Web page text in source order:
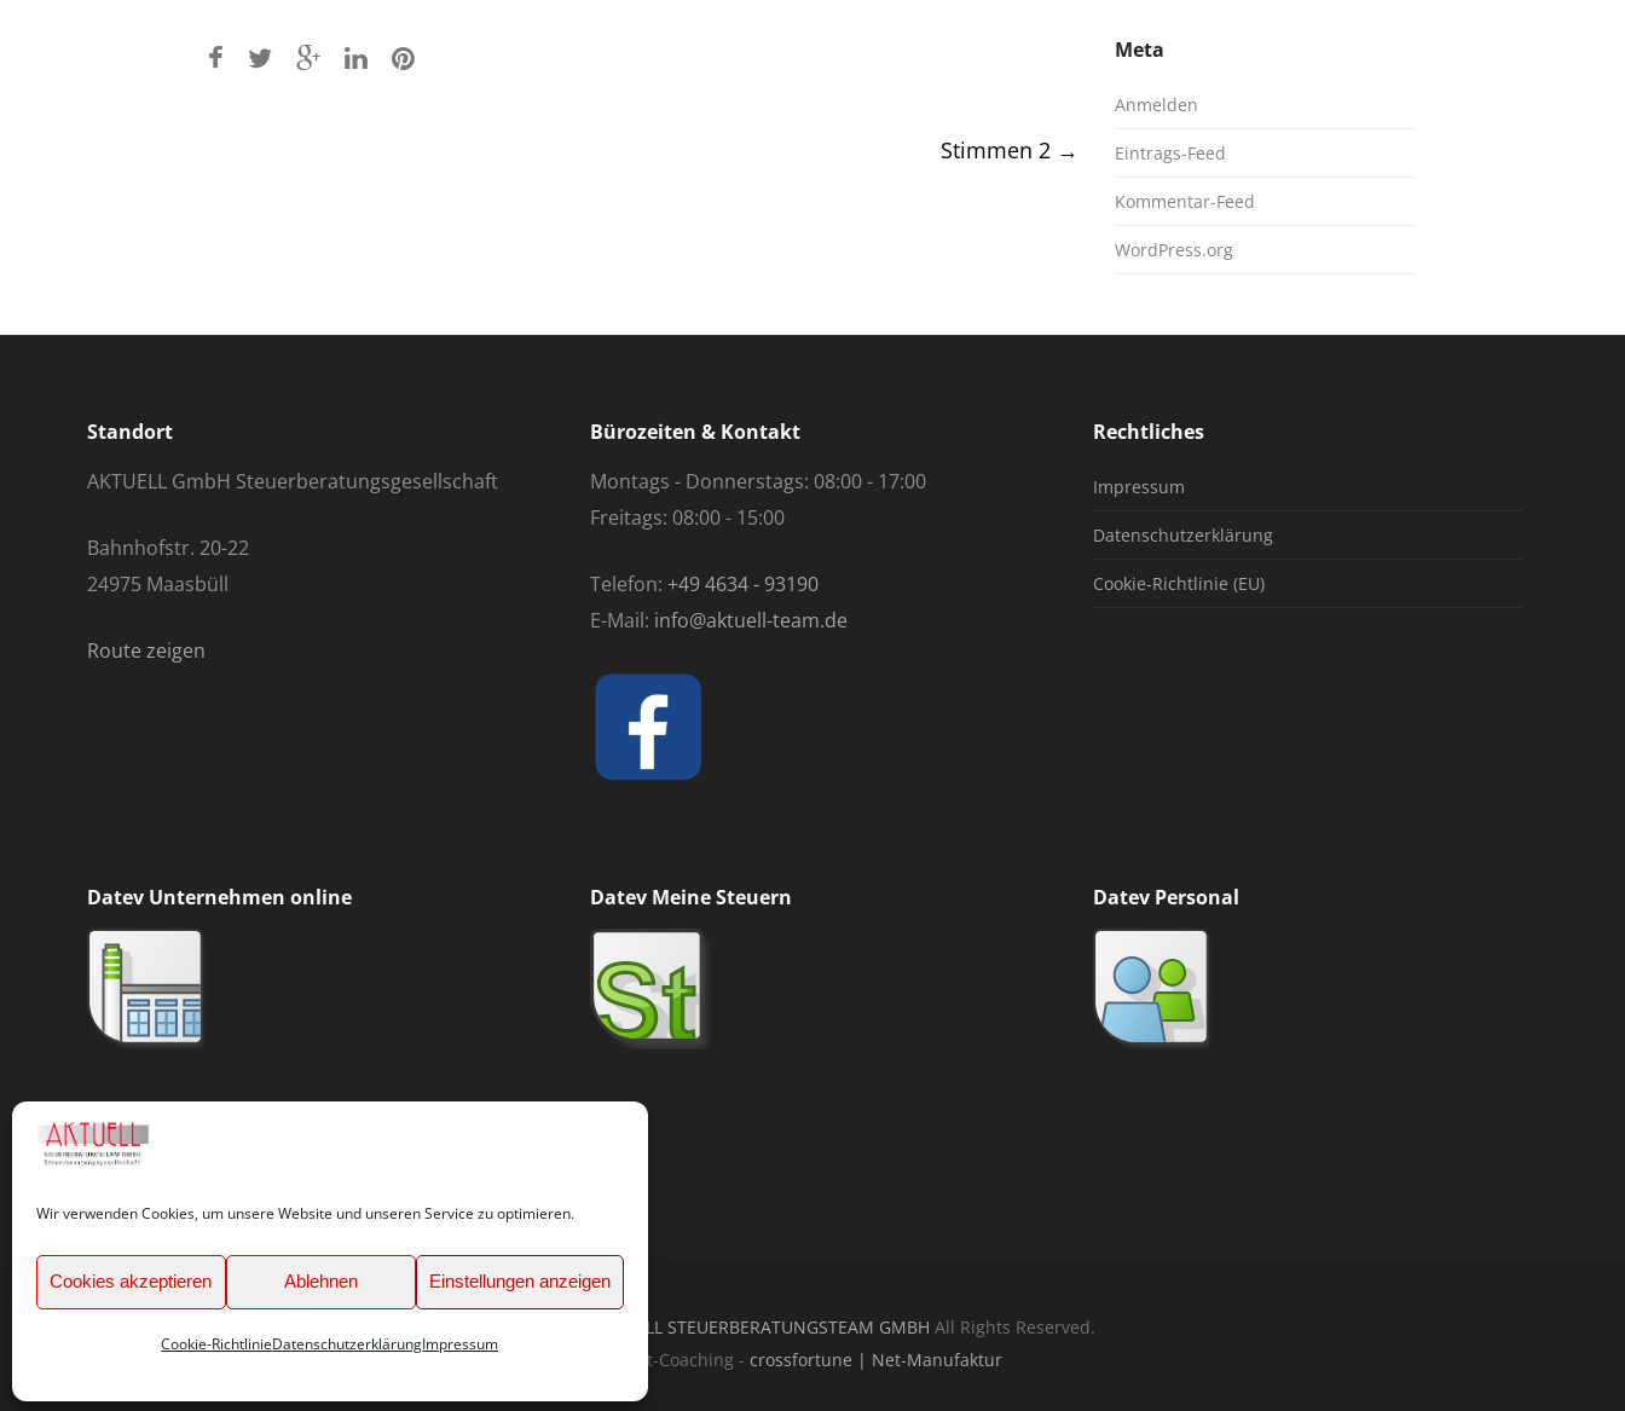
Wir verwenden Cookies, um unsere Website und unseren Service zu optimieren.
Cookies akzeptieren Ablehnen Einstellungen anzeigen
Cookie-RichtlinieDatenschutzerklärungImpressum
Stimmen 2 →
Meta
Anmelden
Eintrags-Feed
Kommentar-Feed
WordPress.org
Standort
AKTUELL GmbH Steuerberatungsgesellschaft
Bahnhofstr. 20-22
24975 Maasbüll
Route zeigen
Bürozeiten & Kontakt
Montags - Donnerstags: 08:00 - 17:00
Freitags: 08:00 - 15:00
Telefon: +49 4634 - 93190
E-Mail: info@aktuell-team.de
Rechtliches
Impressum
Datenschutzerklärung
Cookie-Richtlinie (EU)
Datev Unternehmen online Datev Meine Steuern Datev Personal
Hinweise zur Belegeinreichung
AKTUELL STEUERBERATUNGSTEAM GMBH All Rights Reserved.
Net-Coaching - crossfortune | Net-Manufaktur